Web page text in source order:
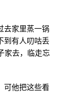
去家里蒸一锅
到有人叨咕丢
家去，临走忘
可他把这些看